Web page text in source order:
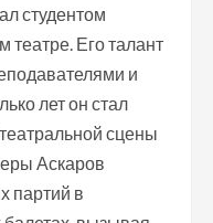
студентом
Его талант
и
лет он стал
сцены
Аскаров
партий в